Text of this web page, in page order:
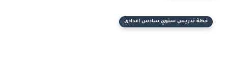
خطة تدريس سنوي سادس اعدادي